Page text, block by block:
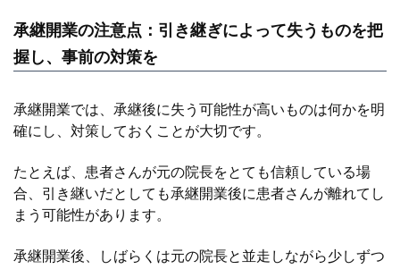
承継開業の注意点：引き継ぎによって失うものを把
握し、事前の対策を
承継開業では、承継後に失う可能性が高いものは何かを明
確にし、対策しておくことが大切です。
たとえば、患者さんが元の院長をとても信頼している場
合、引き継いだとしても承継開業後に患者さんが離れてし
まう可能性があります。
承継開業後、しばらくは元の院長と並走しながら少しずつ